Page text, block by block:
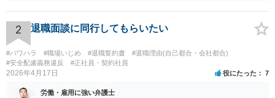
している弁護士であればなお安心です。
2 退職面談に同行してもらいたい
#パワハラ #職場いじめ #退職誓約書
#退職理由(自己都合・会社都合)
#安全配慮義務違反
#正社員・契約社員
2026年4月17日 役にたった 7
労働・雇用に強い弁護士